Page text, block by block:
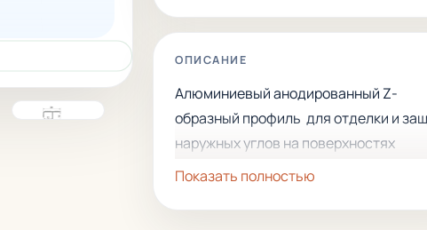
ОПИСАНИЕ
Алюминиевый анодированный Z-
образный профиль для отделки и
наружных углов на поверхностях
облицовочной керамической плитки, а
Показать полностью